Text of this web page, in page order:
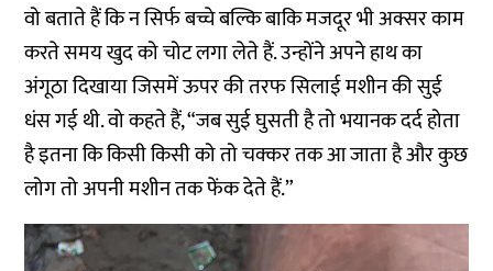
वो बताते हैं कि न सिर्फ बच्चे बल्कि बाकि मजदूर भी अक्सर काम
करते समय खुद को चोट लगा लेते हैं. उन्होंने अपने हाथ का
अंगूठा दिखाया जिसमें ऊपर की तरफ सिलाई मशीन की सुई
धंस गई थी. वो कहते हैं, “जब सुई घुसती है तो भयानक दर्द होता
है इतना कि किसी किसी को तो चक्कर तक आ जाता है और कुछ
लोग तो अपनी मशीन तक फेंक देते हैं.”